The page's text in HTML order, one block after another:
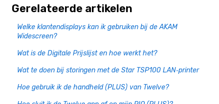
Gerelateerde artikelen
Welke klantendisplays kan ik gebruiken bij de AKAM
Widescreen?
Wat is de Digitale Prijslijst en hoe werkt het?
Wat te doen bij storingen met de Star TSP100 LAN‑printer
Hoe gebruik ik de handheld (PLUS) van Twelve?